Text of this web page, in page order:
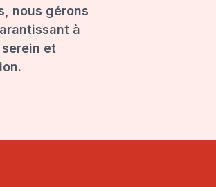
nous gérons
à
et